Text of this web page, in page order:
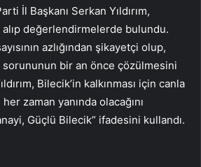
İl Başkanı Serkan Yıldırım,
değerlendirmelerde bulundu.
azlığından şikayetçi olup,
sorununun bir an önce çözülmesini
Bilecik’in kalkınması için canla
zaman yanında olacağını
Güçlü Bilecik” ifadesini kullandı.